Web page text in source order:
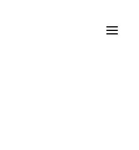
AND
<3